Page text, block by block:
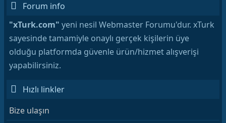
Forum info
"xTurk.com" yeni nesil Webmaster Forumu'dur. xTurk
sayesinde tamamiyle onaylı gerçek kişilerin üye
olduğu platformda güvenle ürün/hizmet alışverişi
yapabilirsiniz.
Hızlı linkler
Bize ulaşın